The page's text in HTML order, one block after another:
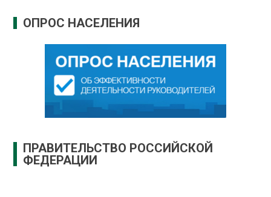
ОПРОС НАСЕЛЕНИЯ
ПРАВИТЕЛЬСТВО РОССИЙСКОЙ
ФЕДЕРАЦИИ